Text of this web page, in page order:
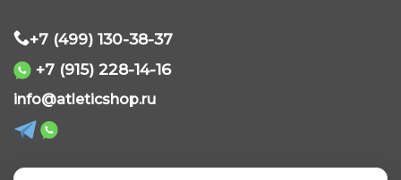
+7 (499) 130-38-37
+7 (915) 228-14-16
info@atleticshop.ru